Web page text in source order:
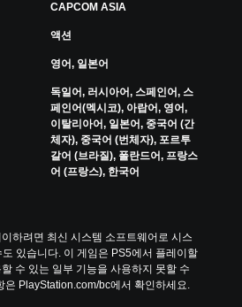
CAPCOM ASIA
액션
영어, 일본어
독일어, 러시아어, 스페인어, 스
페인어(멕시코), 아랍어, 영어,
이탈리아어, 일본어, 중국어 (간
체자), 중국어 (번체자), 포르투
갈어 (브라질), 폴란드어, 프랑스
어 (프랑스), 한국어
하려면 최신 시스템 소프트웨어로 시스
있습니다. 이 게임은 PS5에서 플레이할
수 있는 일부 기능을 사용하지 못할 수
은 PlayStation.com/bc에서 확인하세요.